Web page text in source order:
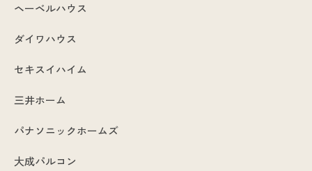
ヘーベルハウス
ダイワハウス
セキスイハイム
三井ホーム
パナソニックホームズ
大成パルコン